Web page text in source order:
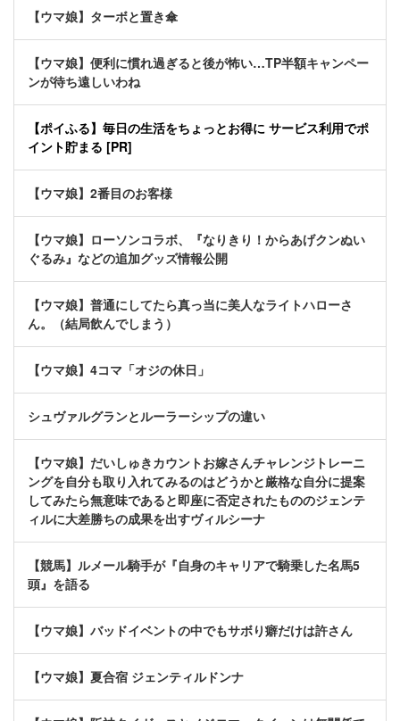
【ウマ娘】ターボと置き傘
【ウマ娘】便利に慣れ過ぎると後が怖い…TP半額キャンペー
ンが待ち遠しいわね
【ポイふる】毎日の生活をちょっとお得に サービス利用でポ
イント貯まる [PR]
【ウマ娘】2番目のお客様
【ウマ娘】ローソンコラボ、『なりきり！からあげクンぬい
ぐるみ』などの追加グッズ情報公開
【ウマ娘】普通にしてたら真っ当に美人なライトハローさ
ん。（結局飲んでしまう）
【ウマ娘】4コマ「オジの休日」
シュヴァルグランとルーラーシップの違い
【ウマ娘】だいしゅきカウントお嫁さんチャレンジトレーニ
ングを自分も取り入れてみるのはどうかと厳格な自分に提案
してみたら無意味であると即座に否定されたもののジェンテ
ィルに大差勝ちの成果を出すヴィルシーナ
【競馬】ルメール騎手が『自身のキャリアで騎乗した名馬5
頭』を語る
【ウマ娘】バッドイベントの中でもサボり癖だけは許さん
【ウマ娘】夏合宿 ジェンティルドンナ